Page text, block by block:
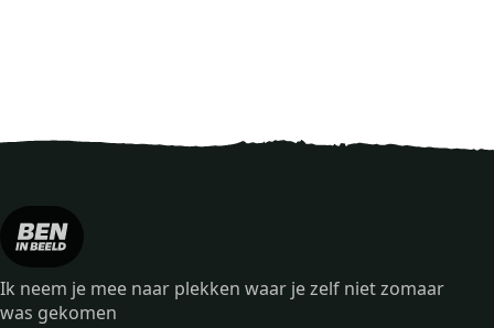
Ik neem je mee naar plekken waar je zelf niet zomaar
was gekomen